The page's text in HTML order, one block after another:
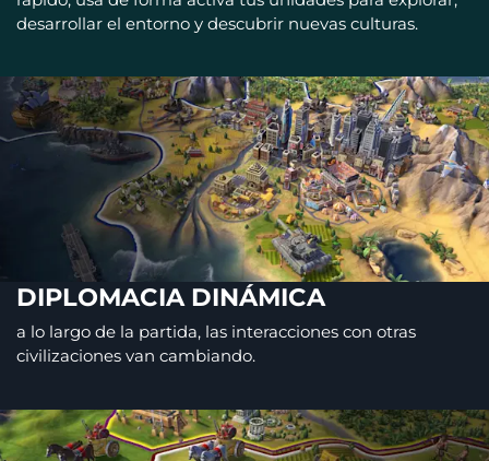
desarrollar el entorno y descubrir nuevas culturas.
DIPLOMACIA DINÁMICA
a lo largo de la partida, las interacciones con otras
civilizaciones van cambiando.